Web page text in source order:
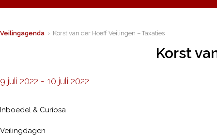
Veilingagenda › Korst van der Hoeff Veilingen – Taxaties
Korst
9 juli 2022 - 10 juli 2022
Inboedel & Curiosa
Veilingdagen